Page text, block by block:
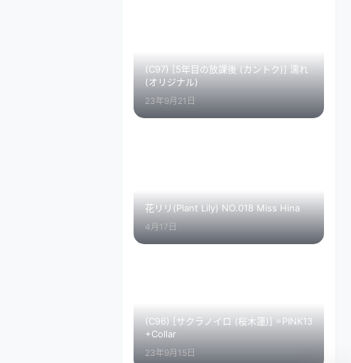
(C97) [5年目の放課後 (カントク)] 濡れ
(オリジナル)
23年9月21日
花リリ(Plant Lily) NO.018 Miss Hina
4月17日
(C96) [サクラノイロ (桜木蓮)] =PINK13
+Collar
23年9月15日